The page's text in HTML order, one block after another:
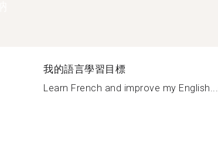
我的語言學習目標
Learn French and improve my English...